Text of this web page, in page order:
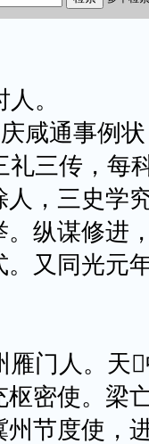
。
咸通事例状
三传，每
，三史学
纵谋修进
又同光元
门人。天
密使。梁
节度使，